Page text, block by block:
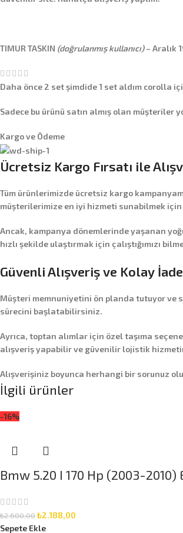
TIMUR TASKIN (doğrulanmış kullanıcı) – Aralık
Daha önce 2 set şimdide 1 set aldım corolla
Sadece bu ürünü satın almış olan müşteriler
Kargo ve Ödeme
Ücretsiz Kargo Fırsatı ile
Tüm ürünlerimizde ücretsiz kargo
müşterilerimize en iyi hizmeti sunabilmek
Ancak, kampanya dönemlerinde yaşanan
hızlı şekilde ulaştırmak için çalıştığımızı
Güvenli Alışveriş ve Kolay
Müşteri memnuniyetini ön planda tutuyor ve
sürecini başlatabilirsiniz.
Ayrıca, toptan alımlar için özel taşıma
alışveriş yapabilir ve güvenilir lojistik
Alışverişiniz boyunca herhangi bir sorunuz
İlgili ürünler
-16%
Bmw 5.20 I 170 Hp (2003-
₺2.600,00₺2.188,00
Sepete Ekle